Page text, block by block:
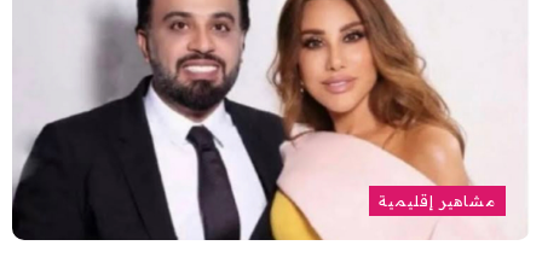
مشاهير إقليمية